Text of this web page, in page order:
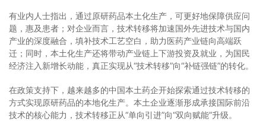
有业内人士指出，通过原研药品本土化生产，可更好地保障供应问
题，惠及患者；对企业而言，技术转移将加速国外先进技术与国内
产业的深度融合，填补技术工艺空白，助力医药产业链向高端跃
迁；同时，本土化生产还将带动产业链上下游投资及就业，为国民
经济注入新增长动能，真正实现从“技术转移”向“补链强链”的转化。
在政策支持下，越来越多的中国本土药企开始探索通过技术转移的
方式实现原研药品的本地化生产。本土企业逐渐形成承接国际前沿
技术的核心能力，技术转移正从“单向引进”向“双向赋能”升级。